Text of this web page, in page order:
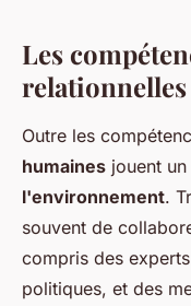
Les
Outre les
humaines jouent
l'environnement.
souvent de
compris des
politiques, et des